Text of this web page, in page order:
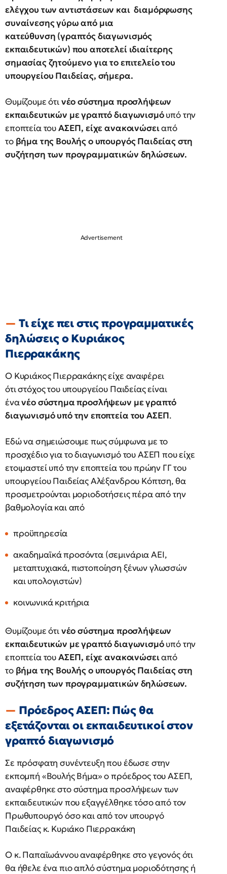
ελέγχου των αντιστάσεων και διαμόρφωσης
συναίνεσης γύρω από μια
κατεύθυνση (γραπτός διαγωνισμός
εκπαιδευτικών) που αποτελεί ιδιαίτερης
σημασίας ζητούμενο για το επιτελείο του
υπουργείου Παιδείας, σήμερα.
Θυμίζουμε ότινέο σύστημα προσλήψεων
εκπαιδευτικών με γραπτό διαγωνισμόυπό την
εποπτεία τουΑΣΕΠ, είχε ανακοινώσειαπό
τοβήμα της Βουλής ο υπουργός Παιδείας στη
συζήτηση των προγραμματικών δηλώσεων.
Τι είχε πει στις προγραμματικές
δηλώσεις ο Kυριάκος
Πιερρακάκης
Ο Κυριάκος Πιερρακάκης είχε αναφέρει
ότι στόχος του υπουργείου Παιδείας είναι
ένανέο σύστημα προσλήψεων με γραπτό
διαγωνισμό υπό την εποπτεία του ΑΣΕΠ.
Εδώ να σημειώσουμε πως σύμφωνα με το
προσχέδιο για το διαγωνισμό του ΑΣΕΠ που είχε
ετοιμαστεί υπό την εποπτεία του πρώην ΓΓ του
υπουργείου Παιδείας Αλέξανδρου Κόπτση, θα
προσμετρούνται μοριοδοτήσεις πέρα από την
βαθμολογία και από
προϋπηρεσία
ακαδημαϊκά προσόντα (σεμινάρια ΑΕΙ,
μεταπτυχιακά, πιστοποίηση ξένων γλωσσών
και υπολογιστών)
κοινωνικά κριτήρια
Θυμίζουμε ότινέο σύστημα προσλήψεων
εκπαιδευτικών με γραπτό διαγωνισμόυπό την
εποπτεία τουΑΣΕΠ, είχε ανακοινώσειαπό
τοβήμα της Βουλής ο υπουργός Παιδείας στη
συζήτηση των προγραμματικών δηλώσεων.
Πρόεδρος ΑΣΕΠ: Πώς θα
εξετάζονται οι εκπαιδευτικοί στον
γραπτό διαγωνισμό
Σε πρόσφατη συνέντευξη που έδωσε στην
εκπομπή «Βουλής Βήμα» ο πρόεδρος του ΑΣΕΠ,
αναφέρθηκε στο σύστημα προσλήψεων των
εκπαιδευτικών που εξαγγέλθηκε τόσο από τον
Πρωθυπουργό όσο και από τον υπουργό
Παιδείας κ. Κυριάκο Πιερρακάκη
Ο κ. Παπαϊωάννου αναφέρθηκε στο γεγονός ότι
θα ήθελε ένα πιο απλό σύστημα μοριοδότησης ή